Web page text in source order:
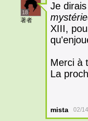
18
著者
Je
XIII,
Merci à
La
mista 02/